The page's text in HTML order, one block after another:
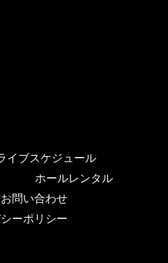
イブスケジュール
ホールレンタル
問い合わせ
ーポリシー